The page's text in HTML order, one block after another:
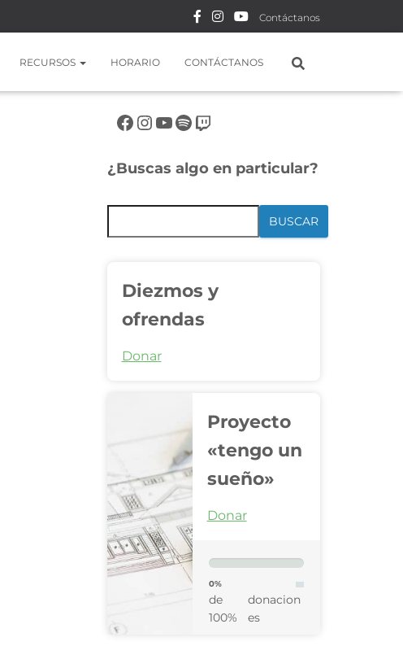
Contáctanos
RECURSOS HORARIO CONTÁCTANOS
¿Buscas algo en particular?
BUSCAR
Diezmos y
ofrendas
Donar
Proyecto
«tengo un
sueño»
Donar
0%
de
100%
donacion
es